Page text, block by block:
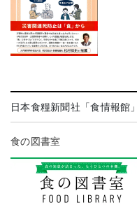
日本食糧新聞社「食情報館」
食の図書室